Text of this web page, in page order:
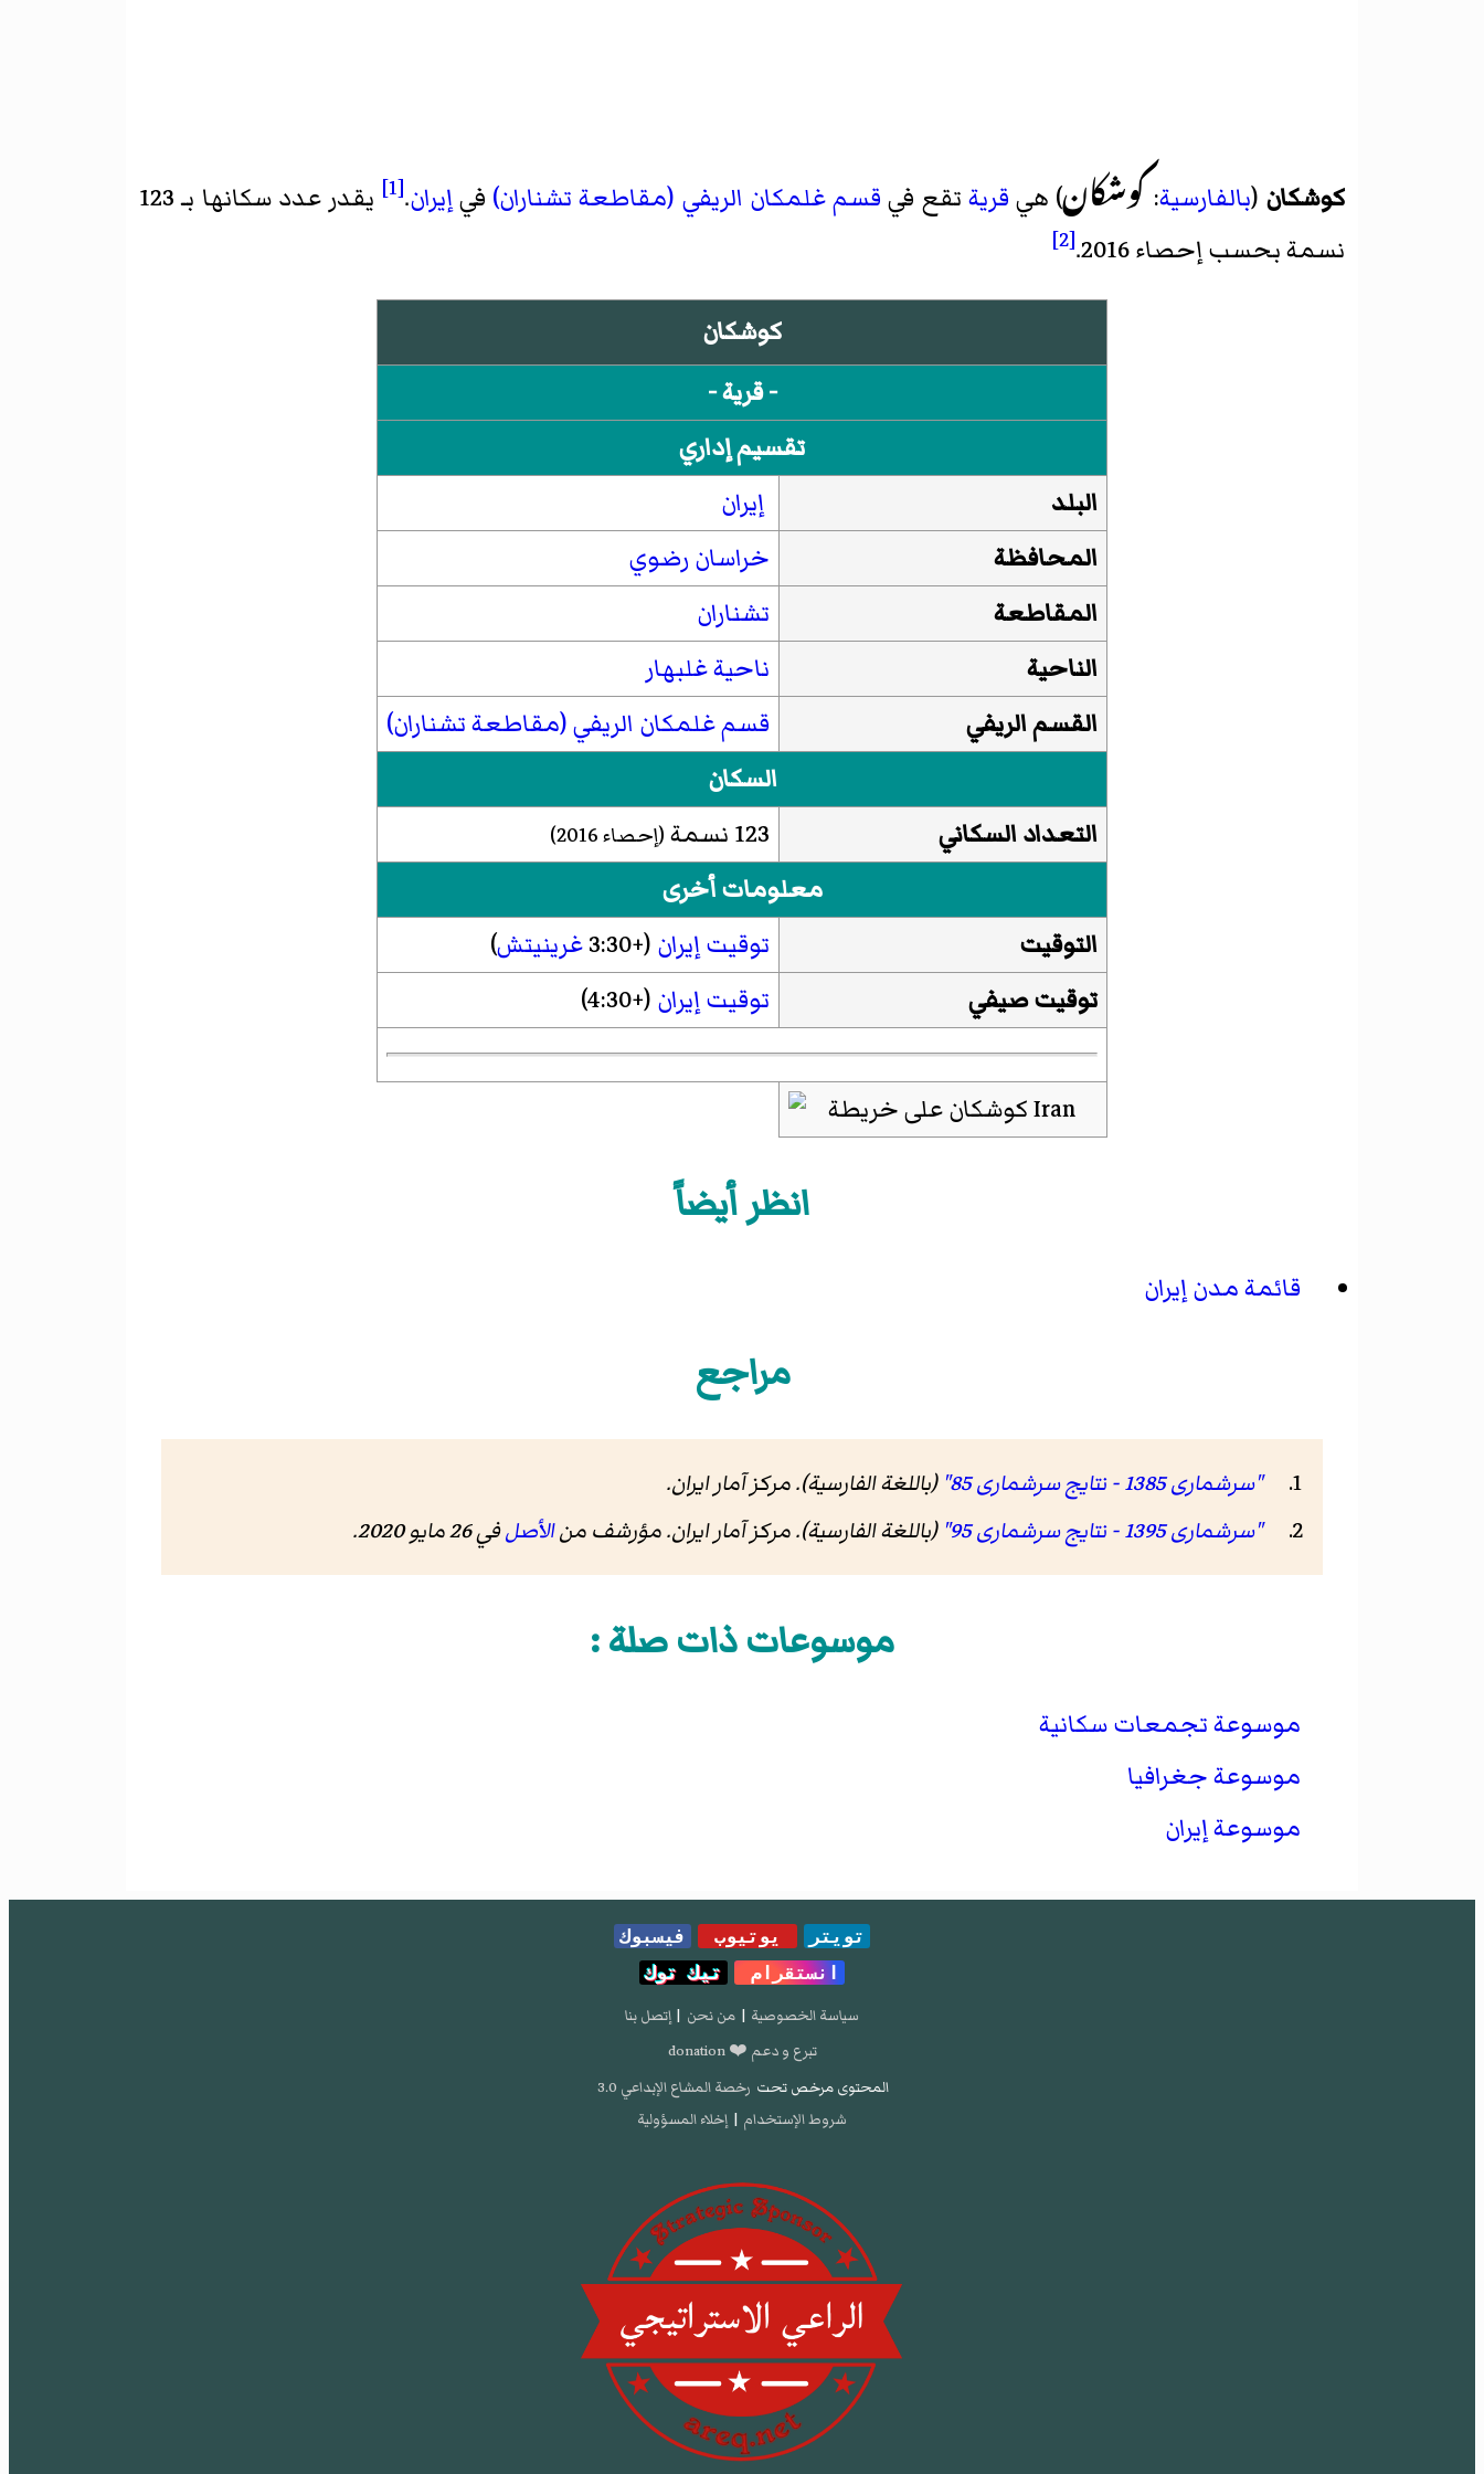
كوشكان (بالفارسية: کوشکان) هي قرية تقع في قسم غلمكان الريفي (مقاطعة تشناران) فيإيران.
[1]
يقدر عدد سكانها بـ 123
نسمة بحسبإحصاء 2016 .
[2]
كوشكان
- قرية -
تقسيم إداري
البلد
إيران
المحافظة
خراسان رضوي
المقاطعة
تشناران
الناحية
ناحية غلبهار
القسم الريفي
قسم غلمكان الريفي (مقاطعة تشناران)
السكان
التعداد السكاني
123 نسمة (إحصاء2016
)
معلومات أخرى
التوقيت
توقيت إيران (+3:30 غرينيتش)
توقيت صيفي
توقيت إيران (+4:30)
انظر أيضاً
قائمة مدن إيران
مراجع
"سرشماری 1385 - نتایج سرشماری 85" (باللغة الفارسية). مرکز آمار ایران.
"سرشماری 1395 - نتایج سرشماری 95"
(باللغة الفارسية). مرکز آمار ایران. مؤرشف منالأصلفي 26 مايو 2020 .
موسوعات ذات صلة :
موسوعة تجمعات سكانية
موسوعة جغرافيا
موسوعة إيران
تويتر يوتيوب
فيسبوك
انستقرام
تيك توك
سياسة الخصوصية | من نحن | إتصل بنا
تبرع و دعم ❤️ donation
المحتوى مرخص تحت رخصة المشاع الإبداعي 3.0
شروط الإستخدام | إخلاء المسؤولية